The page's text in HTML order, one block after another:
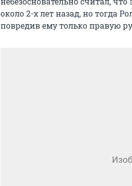
около 2-х лет назад, но тогда
повредив ему только правую